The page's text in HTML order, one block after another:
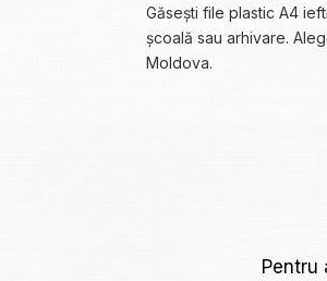
Găsești file plastic A4
școală sau arhivare.
Moldova.
Pentru